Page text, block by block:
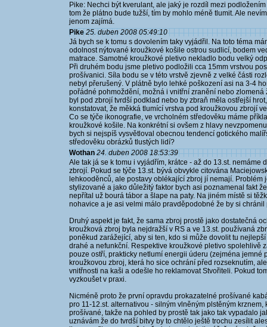
Pike: Nechci být kverulant, ale jaký je rozdíl mezi
tom že plátno bude tužší, tím by mohlo méně tlumit. Ale
jenom zajímá.
Pike 25. duben 2008 05:49:10
Já bych se k tomu s dovolením taky vyjádřil. Na toto téma
odolnost nýtované kroužkové košile ostrou sudlicí, bodem
matrace. Samotné kroužkové pletivo nekladlo bodu velký
Při druhém bodu jsme pletivo podložili cca 15mm vrstvou
prošívanici. Síla bodu se v této vrstvě zjevně z velké části
nebyl přerušený. V plátně bylo lehké poškození asi na 3-4
pořádné pohmoždění, možná i vnitřní zranění nebo
byl pod zbrojí tvrdší podklad nebo by zbraň měla ostřejší
konstatovat, že měkká tlumící vrstva pod kroužkovou zbrojí
Co se týče ikonografie, ve vrcholném středověku máme
kroužkové košile. Na konkrétní si ovšem z hlavy
bych si nejspíš vysvětloval obecnou tendencí gotického
středověku obrázků tlustých lidí?
Wothan 24. duben 2008 18:53:39
Ale tak já se k tomu i vyjádřím, krátce - až do 13.st.
zbrojí. Pokud se týče 13.st. bývá obvykle citována
lehkooděnců, ale postavy oblékající zbroj jí nemají.
stylizované a jako důležitý faktor bych asi poznamenal fakt
nepřítal už bourá tábor a šlape na paty. Na jiném místě si
nohavice a je asi velmi málo pravděpodobné že by si
Druhý aspekt je fakt, že sama zbroj prostě jako dostatečná
kroužková zbroj byla nejdražší v RS a ve 13.st. používaná
poněkud zarážející, aby si ten, kdo si může dovolit tu
drahé a nefunkční. Respektive kroužkové pletivo spolehlivě
pouze ostří, prakticky netlumí energii úderu (zejména jemné
kroužkovou zbroj, která ho sice ochrání před rozseknutím,
vnitřnosti na kaši a odešle ho reklamovat Stvořiteli. Pokud
vyzkoušet v praxi.
Nicméně proto že první opravdu prokazatelné prošívané
pro 11-12.st. alternativou - silným vlněným plstěným
prošívané, takže na pohled by prostě tak jako tak vypadalo
uznávám že do tvrdší bitvy by to chtělo ještě trochu zesílit